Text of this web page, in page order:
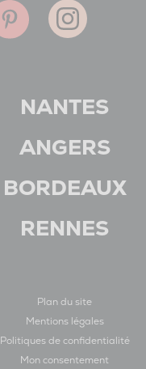
NANTES
ANGERS
BORDEAUX
RENNES
Plan du site
Mentions légales
Politiques de confidentialité
Mon consentement